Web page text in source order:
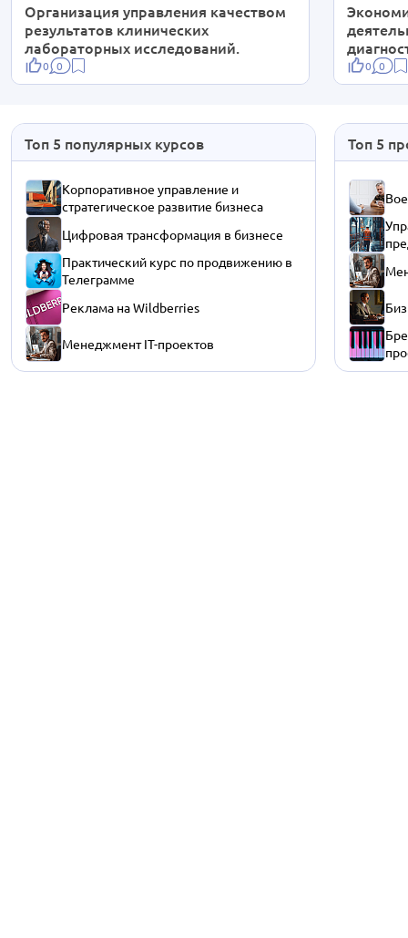
Организация управления качеством
результатов клинических
лабораторных исследований.
0 0 0 0
Топ 5 популярных курсов
Корпоративное управление и
стратегическое развитие бизнеса
Цифровая трансформация в бизнесе
Практический курс по продвижению в
Телеграмме
Реклама на Wildberries
Менеджмент IT-проектов
Топ 5